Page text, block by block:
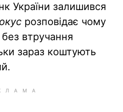
України залишився
розповідає чому
втручання
зараз коштують